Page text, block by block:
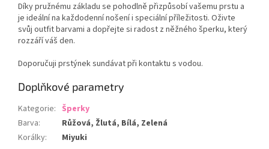
Díky pružnému základu se pohodlně přizpůsobí vašemu prstu a
je ideální na každodenní nošení i speciální příležitosti. Oživte
svůj outfit barvami a dopřejte si radost z něžného šperku, který
rozzáří váš den.
Doporučuji prstýnek sundávat při kontaktu s vodou.
Doplňkové parametry
Kategorie: Šperky
Barva:
Růžová, Žlutá, Bílá, Zelená
Korálky: Miyuki